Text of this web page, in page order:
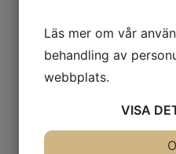
Läs mer om vår
behandling av
webbplats.
VISA